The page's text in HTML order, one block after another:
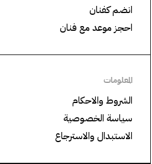
انضم كفنان
احجز موعد مع فنان
المعلومات
الشروط والاحكام
سياسة الخصوصية
الاستبدال والاسترجاع